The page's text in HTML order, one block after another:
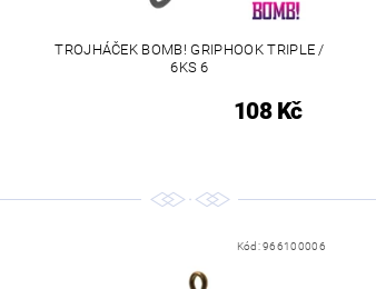
TROJHÁČEK BOMB! GRIPHOOK TRIPLE /
6KS 6
108 Kč
Kód:966100006